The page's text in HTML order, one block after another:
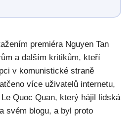
premiéra Nguyen Tan
a dalším kritikům, kteří
v komunistické straně
více uživatelů internetu,
Quoc Quan, který hájil lidská
svém blogu, a byl proto